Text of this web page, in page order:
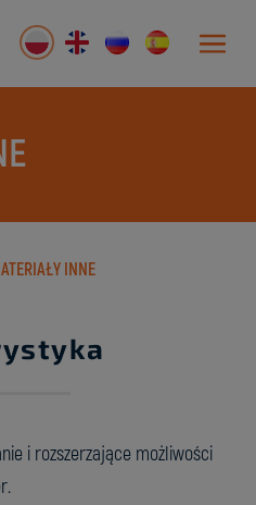
INNE
i rozszerzające możliwości